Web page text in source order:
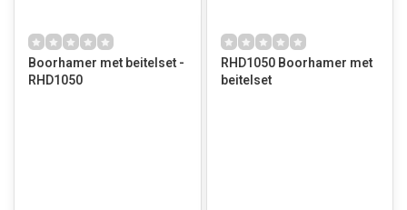
Boorhamer met beitelset -
RHD1050
RHD1050 Boorhamer met
beitelset